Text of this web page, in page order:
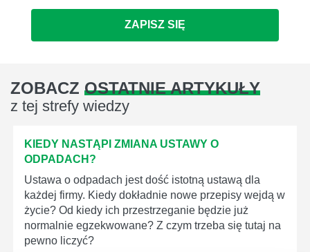
ZAPISZ SIĘ
ZOBACZ OSTATNIE ARTYKUŁY
z tej strefy wiedzy
KIEDY NASTĄPI ZMIANA USTAWY O
ODPADACH?
Ustawa o odpadach jest dość istotną ustawą dla
każdej firmy. Kiedy dokładnie nowe przepisy wejdą w
życie? Od kiedy ich przestrzeganie będzie już
normalnie egzekwowane? Z czym trzeba się tutaj na
pewno liczyć?